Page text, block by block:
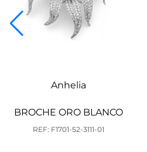
Anhelia
BROCHE ORO BLANCO
REF: F1701-52-3111-01